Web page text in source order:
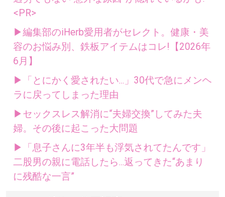
<PR>
▶編集部のiHerb愛用者がセレクト。健康・美
容のお悩み別、鉄板アイテムはコレ!【2026年
6月】
▶「とにかく愛されたい...」30代で急にメンヘ
ラに戻ってしまった理由
▶セックスレス解消に“夫婦交換”してみた夫
婦。その後に起こった大問題
▶「息子さんに3年半も浮気されてたんです」
二股男の親に電話したら...返ってきた“あまり
に残酷な一言”